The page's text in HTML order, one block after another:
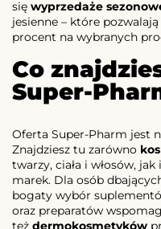
się wyprzedaże
jesienne – które
procent na wybranych
Co
Super-
Oferta Super-Pharm jest
Znajdziesz tu zarówno
twarzy, ciała i włosów,
marek. Dla osób
bogaty wybór
oraz preparatów